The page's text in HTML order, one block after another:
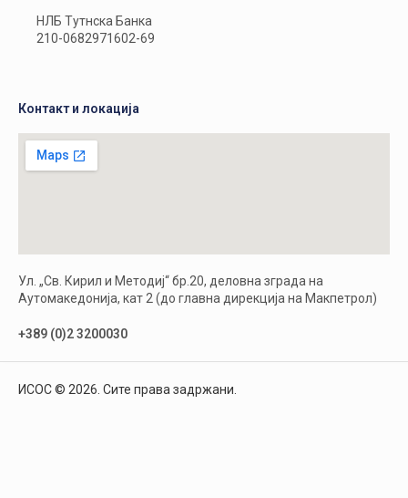
НЛБ Тутнска Банка
210-0682971602-69
Контакт и локација
Ул. „Св. Кирил и Методиј“ бр.20, деловна зграда на
Аутомакедонија, кат 2 (до главна дирекција на Макпетрол)
+389 (0)2 3200030
ИСОС © 2026. Сите права задржани.